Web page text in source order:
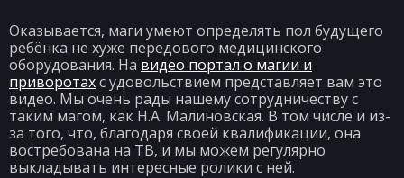
Оказывается, маги умеют определять пол будущего
ребёнка не хуже передового медицинского
оборудования. На видео портал о магии и
приворотахс удовольствием представляет вам это
видео. Мы очень рады нашему сотрудничеству с
таким магом, как Н.А. Малиновская. В том числе и из-
за того, что, благодаря своей квалификации, она
востребована на ТВ, и мы можем регулярно
выкладывать интересные ролики с ней.